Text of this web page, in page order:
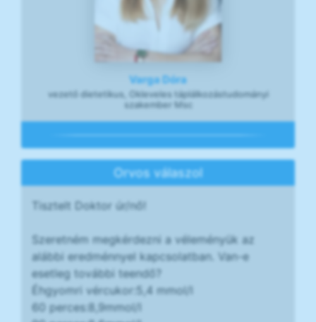
Varga Dóra
vezető dietetikus, Okleveles táplálkozástudományi
szakember Msc
Orvos válaszol
Tisztelt Doktor úr/nő!
Szeretném megkérdezni a véleményük az
alábbi eredménnyel kapcsolatban. Van-e
esetleg további teendő?
Éhgyomri vércukor:5,4 mmol/l
60 perces:8,9mmol/l